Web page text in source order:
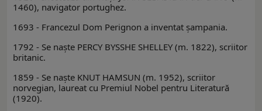
1460), navigator portughez.
1693 - Francezul Dom Perignon a inventat şampania.
1792 - Se naşte PERCY BYSSHE SHELLEY (m. 1822), scriitor
britanic.
1859 - Se naşte KNUT HAMSUN (m. 1952), scriitor
norvegian, laureat cu Premiul Nobel pentru Literatură
(1920).